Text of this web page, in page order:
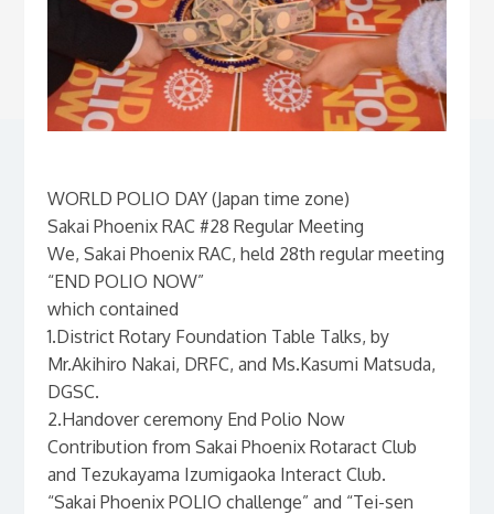
WORLD POLIO DAY (Japan time zone)
Sakai Phoenix RAC #28 Regular Meeting
We, Sakai Phoenix RAC, held 28th regular meeting
“END POLIO NOW”
which contained
1.District Rotary Foundation Table Talks, by
Mr.Akihiro Nakai, DRFC, and Ms.Kasumi Matsuda,
DGSC.
2.Handover ceremony End Polio Now
Contribution from Sakai Phoenix Rotaract Club
and Tezukayama Izumigaoka Interact Club.
“Sakai Phoenix POLIO challenge” and “Tei-sen